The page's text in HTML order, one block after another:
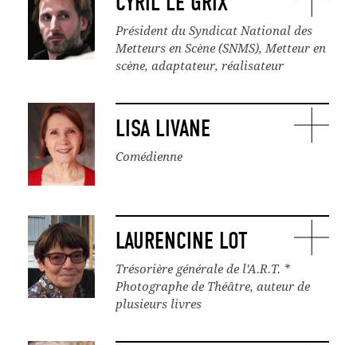
Président du Syndicat National des
Metteurs en Scène (SNMS), Metteur en
scène, adaptateur, réalisateur
LISA LIVANE
Comédienne
LAURENCINE LOT
Trésorière générale de l'A.R.T. *
Photographe de Théâtre, auteur de
plusieurs livres